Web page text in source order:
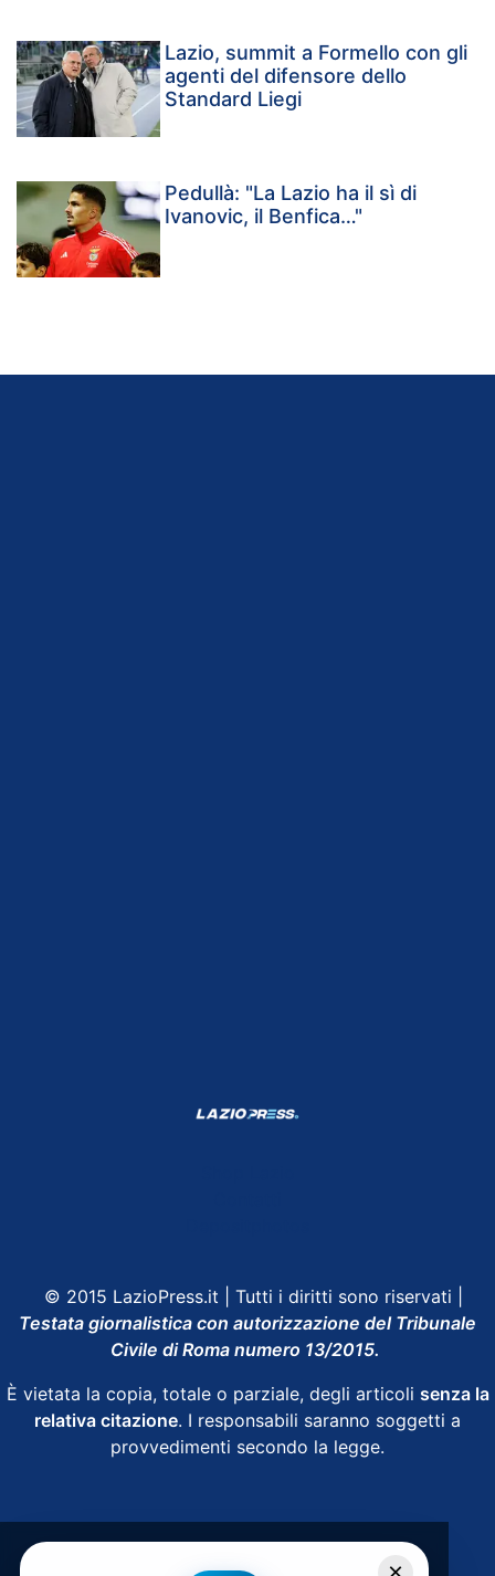
Lazio, summit a Formello con gli
agenti del difensore dello
Standard Liegi
Pedullà: "La Lazio ha il sì di
Ivanovic, il Benfica…"
© 2015 LazioPress.it | Tutti i diritti sono riservati |
Testata giornalistica con autorizzazione del Tribunale
Civile di Roma numero 13/2015.
È vietata la copia, totale o parziale, degli articoli senza la
relativa citazione. I responsabili saranno soggetti a
provvedimenti secondo la legge.